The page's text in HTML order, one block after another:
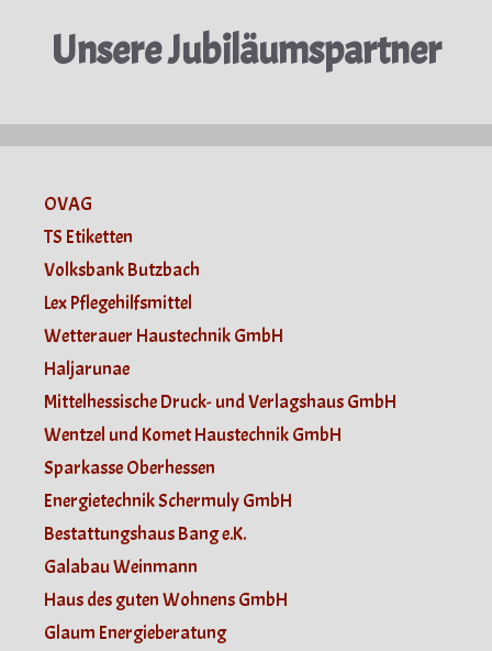
Unsere Jubiläumspartner
OVAG
TS Etiketten
Volksbank Butzbach
Lex Pflegehilfsmittel
Wetterauer Haustechnik GmbH
Haljarunae
Mittelhessische Druck- und Verlagshaus GmbH
Wentzel und Komet Haustechnik GmbH
Sparkasse Oberhessen
Energietechnik Schermuly GmbH
Bestattungshaus Bang e.K.
Galabau Weinmann
Haus des guten Wohnens GmbH
Glaum Energieberatung